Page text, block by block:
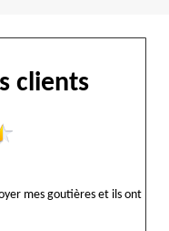
clients
mes goutières et ils ont